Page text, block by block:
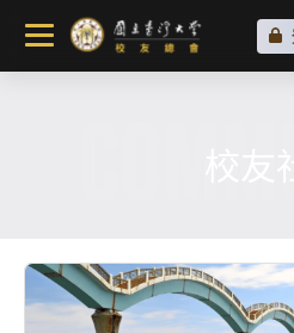
關於總會
最新消息